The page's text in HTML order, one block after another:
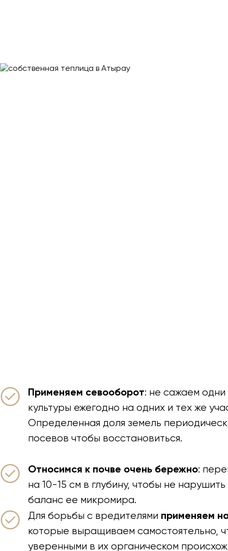
Применяем севооборот: не сажаем одни
культуры ежегодно на одних и тех же
Определенная доля земель
посевов чтобы восстановиться.
Относимся к почве очень бережно:
на 10-15 см в глубину, чтобы не
баланс ее микромира.
Для борьбы с вредителями применяем
которые выращиваем самостоятельно,
уверенными в их органическом